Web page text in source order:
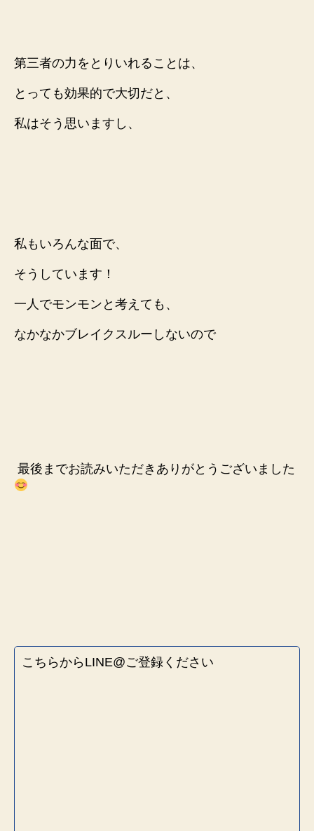
第三者の力をとりいれることは、
とっても効果的で大切だと、
私はそう思いますし、
私もいろんな面で、
そうしています！
一人でモンモンと考えても、
なかなかブレイクスルーしないので
最後までお読みいただきありがとうございました
こちらからLINE@ご登録ください